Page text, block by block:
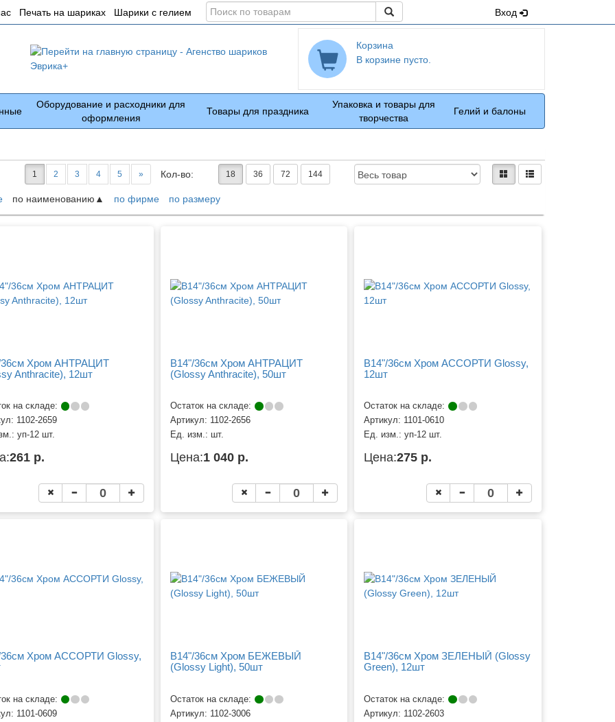
Печать на шариках Шарики с гелием
Поиск
товарам
Вход
Корзина
В корзине пусто.
Оборудование и расходники для
оформления
Товары для праздника
Упаковка и товары для
творчества
Гелий и балоны
1 2 3 4 5 » Кол-во: 18 36 72 144
Доступность: Вид:плиткамирядами
по наименованию по фирме по размеру
36см Хром АНТРАЦИТ
Anthracite), 12шт
на складе:
1102-2659
уп-12 шт.
261 р.
B14"/36см Хром АНТРАЦИТ
(Glossy Anthracite), 50шт
Остаток на складе:
Артикул: 1102-2656
Ед. изм.: шт.
Цена:1 040 р.
B14"/36см Хром АССОРТИ Glossy,
12шт
Остаток на складе:
Артикул: 1101-0610
Ед. изм.:уп-12 шт.
Цена:275 р.
36см Хром АССОРТИ Glossy,
на складе:
1101-0609
B14"/36см Хром БЕЖЕВЫЙ
(Glossy Light), 50шт
Остаток на складе:
Артикул: 1102-3006
B14"/36см Хром ЗЕЛЕНЫЙ (Glossy
Green), 12шт
Остаток на складе:
Артикул: 1102-2603